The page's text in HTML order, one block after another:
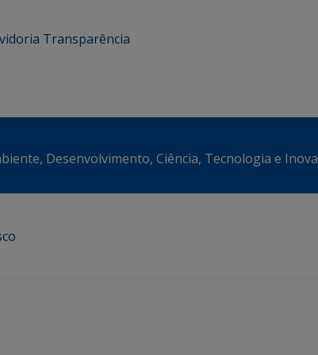
Transparência
Desenvolvimento, Ciência, Tecnologia e